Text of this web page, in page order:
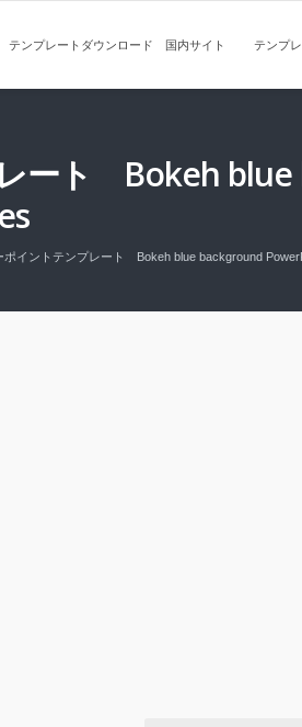
テンプレートダウンロード 国内サイト テンプ
ート Bokeh
イントテンプレート Bokeh blue background